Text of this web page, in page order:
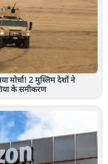
मोर्चा! 2 मुस्लिम देशों ने
के समीकरण